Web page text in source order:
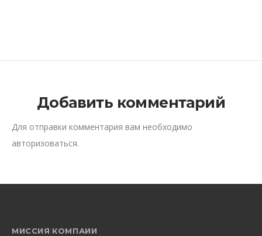
Добавить комментарий
Для отправки комментария вам необходимо
авторизоваться.
МИССИЯ КОМПАИИ